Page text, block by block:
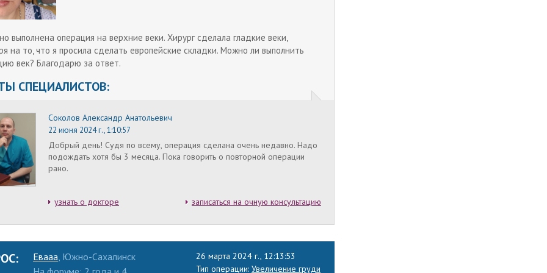
выполнена операция на верхние веки. Хирург сделала гладкие веки,
на то, что я просила сделать европейские складки. Можно ли выполнить
век? Благодарю за ответ.
СПЕЦИАЛИСТОВ:
Соколов Александр Анатольевич
22 июня 2024 г., 1:10:57
Добрый день! Судя по всему, операция сделана очень недавно. Надо
подождать хотя бы 3 месяца. Пока говорить о повторной операции
рано.
узнать о докторе записаться на очную консультацию
Евааа, Южно-Сахалинск
26 марта 2024 г., 12:13:53
Тип операции: Увеличение груди